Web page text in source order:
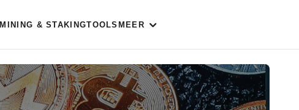
MINING & STAKINGTOOLS MEER